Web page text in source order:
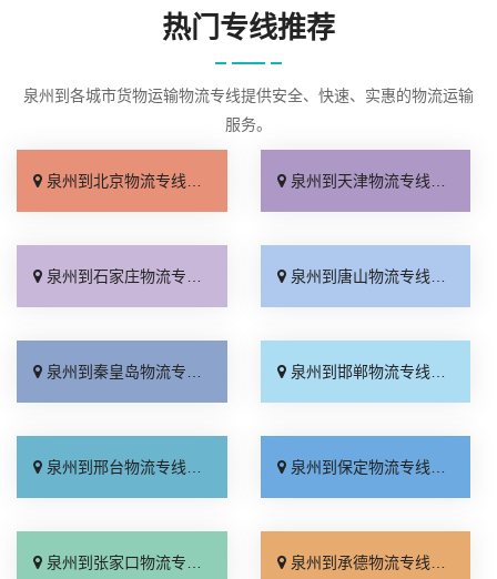
热门专线推荐
泉州到各城市货物运输物流专线提供安全、快速、实惠的物流运输
服务。
泉州到北京物流专线_几天到达「按时送达」 泉州到天津物流专线_运价查询「实时跟踪 」
泉州到石家庄物流专线_无需中转「来电咨询」 泉州到唐山物流专线_直达特快专线「市县闪送」
泉州到秦皇岛物流专线_直通专线「高效快运」 泉州到邯郸物流专线_合理收费「零担配货」
泉州到邢台物流专线_天天发车「高速快运」 泉州到保定物流专线_快运有保障「一站直达」
泉州到张家口物流专线_直达特快专线「门到门接送」 泉州到承德物流专线_直达到站「运费多少」